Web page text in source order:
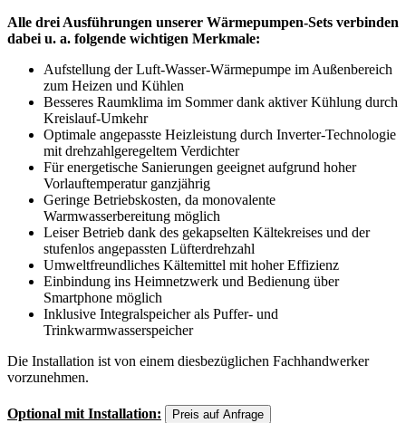
Alle drei Ausführungen unserer Wärmepumpen-Sets verbinden
dabei u. a. folgende wichtigen Merkmale:
Aufstellung der Luft-Wasser-Wärmepumpe im Außenbereich
zum Heizen und Kühlen
Besseres Raumklima im Sommer dank aktiver Kühlung durch
Kreislauf-Umkehr
Optimale angepasste Heizleistung durch Inverter-Technologie
mit drehzahlgeregeltem Verdichter
Für energetische Sanierungen geeignet aufgrund hoher
Vorlauftemperatur ganzjährig
Geringe Betriebskosten, da monovalente
Warmwasserbereitung möglich
Leiser Betrieb dank des gekapselten Kältekreises und der
stufenlos angepassten Lüfterdrehzahl
Umweltfreundliches Kältemittel mit hoher Effizienz
Einbindung ins Heimnetzwerk und Bedienung über
Smartphone möglich
Inklusive Integralspeicher als Puffer- und
Trinkwarmwasserspeicher
Die Installation ist von einem diesbezüglichen Fachhandwerker
vorzunehmen.
Optional mit Installation: Preis auf Anfrage